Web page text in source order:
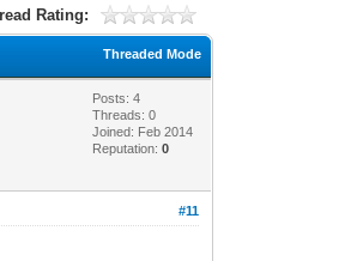
Rating:
Threaded Mode
Posts: 4
Threads: 0
Joined: Feb 2014
Reputation:0
#11